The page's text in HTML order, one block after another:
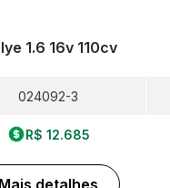
1.6 16v 110cv
024092-3
R$ 12.685
Mais detalhes